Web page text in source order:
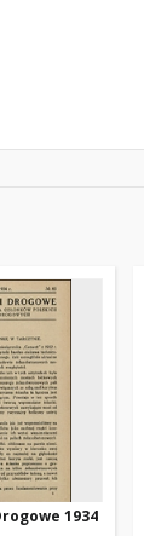
1934